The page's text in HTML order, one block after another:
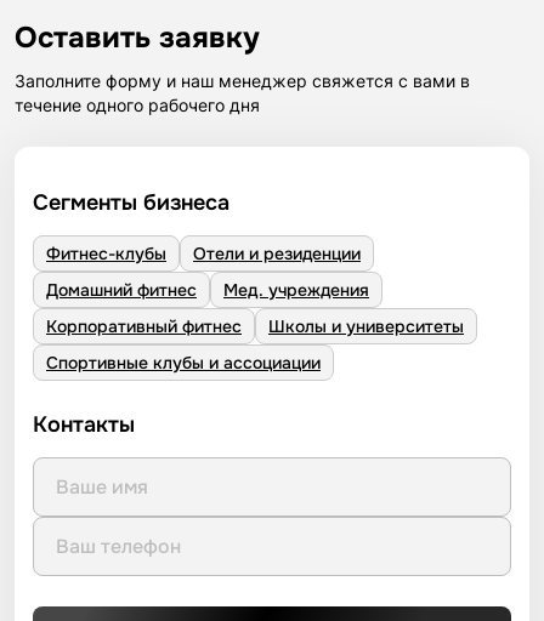
Оставить заявку
Заполните форму и наш менеджер свяжется с вами в
течение одного рабочего дня
Сегменты бизнеса
Фитнес-клубы
Отели и резиденции
Домашний фитнес
Мед. учреждения
Корпоративный фитнес
Школы и университеты
Спортивные клубы и ассоциации
Контакты